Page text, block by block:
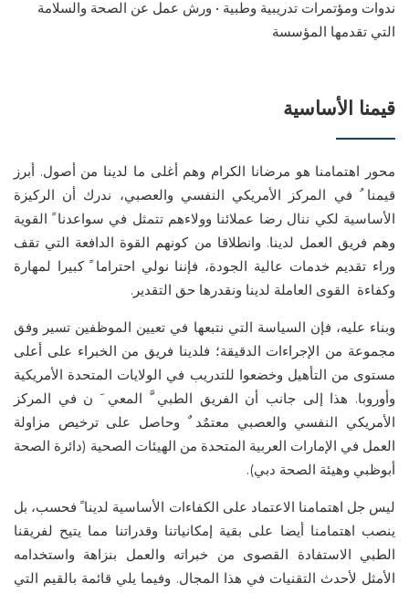
ندوات ومؤتمرات تدريبية وطبية • ورش عمل عن الصحة والسلامة
التي تقدمها المؤسسة
قيمنا الأساسية
محور اهتمامنا هو مرضانا الكرام وهم أغلى ما لدينا من أصول. أبرز
قيمنا ُ في المركز الأمريكي النفسي والعصبي، ندرك أن الركيزة
الأساسية لكي ننال رضا عملائنا وولاءهم تتمثل في سواعدنا ً القوية
وهم فريق العمل لدينا. وانطلاقا من كونهم القوة الدافعة التي تقف
وراء تقديم خدمات عالية الجودة، فإننا نولي احتراما ً كبيرا لمهارة
وكفاءة القوى العاملة لدينا ونقدرها حق التقدير.
وبناء عليه، فإن السياسة التي نتبعها في تعيين الموظفين تسير وفق
مجموعة من الإجراءات الدقيقة؛ فلدينا فريق من الخبراء على أعلى
مستوى من التأهيل وخضعوا للتدريب في الولايات المتحدة الأمريكية
وأوروبا. هذا إلى جانب أن الفريق الطبي َّ المعي َ ن في المركز
الأمريكي النفسي والعصبي معتمٌد ٌ وحاصل على ترخيص مزاولة
العمل في الإمارات العربية المتحدة من الهيئات الصحية (دائرة الصحة
أبوظبي وهيئة الصحة دبي).
ليس جل اهتمامنا الاعتماد على الكفاءات الأساسية لدينا ً فحسب، بل
ينصب اهتمامنا أيضا على بقية إمكانياتنا وقدراتنا مما يتيح لفريقنا
الطبي الاستفادة القصوى من خبراته والعمل بنزاهة واستخدامه
الأمثل لأحدث التقنيات في هذا المجال. وفيما يلي قائمة بالقيم التي